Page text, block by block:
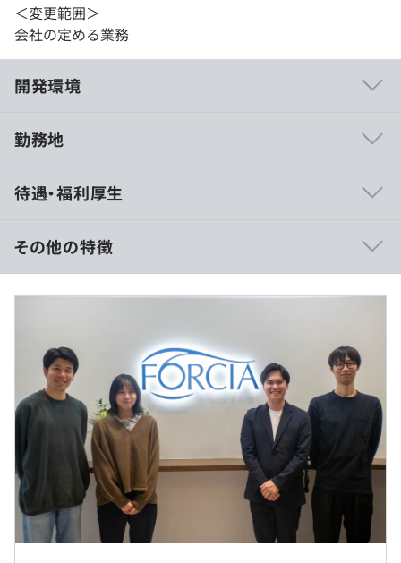
＜変更範囲＞
会社の定める業務
開発環境
バサイド、データベースまで担当します。
リが充実しています。
・新しいライブラリや言語も積極的に取り入れていくスタ
イルです。
・動くソフトウェアを重視した開発を行っています。
ために設計・開発するかを理解したうえでエンジニアリン
グを行うことができます。
・エンジニアが多く（全社員の約半数）、上下の関係な
く、互いに教えあう文化があります。
◆次世代型 旅行商品販売プラットフォーム「フォルシア
webコネクト®」
国内・海外の多種多様な素材提供会社との連携（コネク
勤務地
※顧客への常駐はありません。
待遇・福利厚生
※年俸制（分割回数12回）
・年俸 5,000,000円～7,000,000円
・固定残業代30時間/月 \79,140～\110,790
（※ 想定年収 は年収提示額を保証するものではありません）
◾︎専門業務型裁量労働制（1日あたりのみなし労働時間:9
その他の特徴